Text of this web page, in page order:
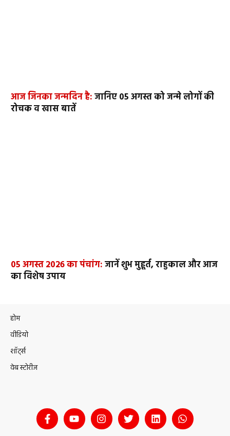
आज जिनका जन्मदिन है:जानिए 05 अगस्त को जन्मे लोगों की
रोचक व खास बातें
05 अगस्त 2026 का पंचांग:जानें शुभ मुहूर्त, राहुकाल और आज
का विशेष उपाय
होम
वीडियो
शॉर्ट्स
वेब स्टोरीज